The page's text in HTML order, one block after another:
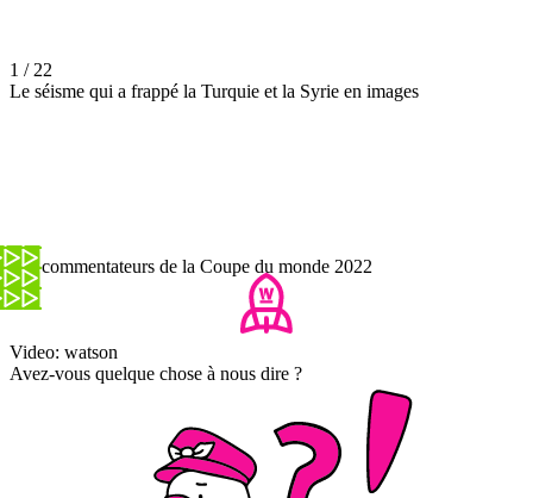
1 / 22
Le séisme qui a frappé la Turquie et la Syrie en images
Les commentateurs de la Coupe du monde 2022
Video: watson
Avez-vous quelque chose à nous dire ?